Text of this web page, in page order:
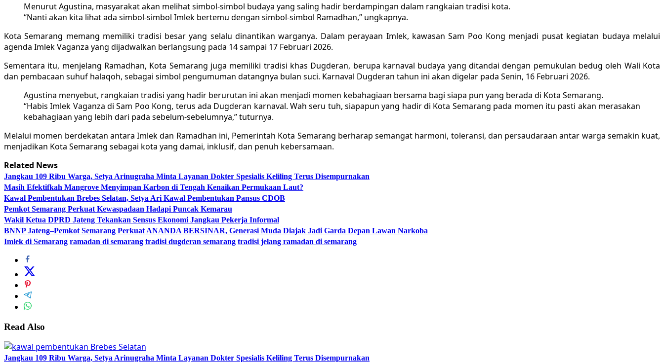
Menurut Agustina, masyarakat akan melihat simbol-simbol budaya yang saling hadir berdampingan dalam rangkaian tradisi kota.
“Nanti akan kita lihat ada simbol-simbol Imlek bertemu dengan simbol-simbol Ramadhan,” ungkapnya.
Kota Semarang memang memiliki tradisi besar yang selalu dinantikan warganya. Dalam perayaan Imlek, kawasan Sam Poo Kong menjadi pusat kegiatan budaya melalui
agenda Imlek Vaganza yang dijadwalkan berlangsung pada 14 sampai 17 Februari 2026.
Sementara itu, menjelang Ramadhan, Kota Semarang juga memiliki tradisi khas Dugderan, berupa karnaval budaya yang ditandai dengan pemukulan bedug oleh Wali Kota
dan pembacaan suhuf halaqoh, sebagai simbol pengumuman datangnya bulan suci. Karnaval Dugderan tahun ini akan digelar pada Senin, 16 Februari 2026.
Agustina menyebut, rangkaian tradisi yang hadir berurutan ini akan menjadi momen kebahagiaan bersama bagi siapa pun yang berada di Kota Semarang.
“Habis Imlek Vaganza di Sam Poo Kong, terus ada Dugderan karnaval. Wah seru tuh, siapapun yang hadir di Kota Semarang pada momen itu pasti akan merasakan
kebahagiaan yang lebih dari pada sebelum-sebelumnya,” tuturnya.
Melalui momen berdekatan antara Imlek dan Ramadhan ini, Pemerintah Kota Semarang berharap semangat harmoni, toleransi, dan persaudaraan antar warga semakin kuat,
menjadikan Kota Semarang sebagai kota yang damai, inklusif, dan penuh kebersamaan.
Related News
Jangkau 109 Ribu Warga, Setya Arinugraha Minta Layanan Dokter Spesialis Keliling Terus Disempurnakan
Masih Efektifkah Mangrove Menyimpan Karbon di Tengah Kenaikan Permukaan Laut?
Kawal Pembentukan Brebes Selatan, Setya Ari Kawal Pembentukan Pansus CDOB
Pemkot Semarang Perkuat Kewaspadaan Hadapi Puncak Kemarau
Wakil Ketua DPRD Jateng Tekankan Sensus Ekonomi Jangkau Pekerja Informal
BNNP Jateng–Pemkot Semarang Perkuat ANANDA BERSINAR, Generasi Muda Diajak Jadi Garda Depan Lawan Narkoba
Imlek di Semarang ramadan di semarang tradisi dugderan semarang tradisi jelang ramadan di semarang
Read Also
Jangkau 109 Ribu Warga, Setya Arinugraha Minta Layanan Dokter Spesialis Keliling Terus Disempurnakan